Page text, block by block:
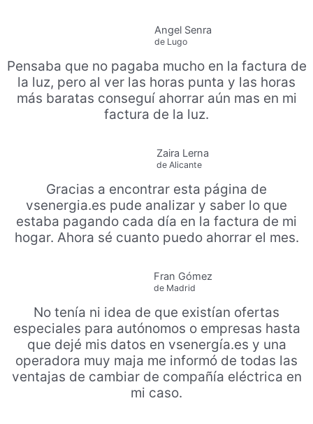
Angel Senra
de Lugo
Pensaba que no pagaba mucho en la factura de
la luz, pero al ver las horas punta y las horas
más baratas conseguí ahorrar aún mas en mi
factura de la luz.
Zaira Lerna
de Alicante
Gracias a encontrar esta página de
vsenergia.es pude analizar y saber lo que
estaba pagando cada día en la factura de mi
hogar. Ahora sé cuanto puedo ahorrar el mes.
Fran Gómez
de Madrid
No tenía ni idea de que existían ofertas
especiales para autónomos o empresas hasta
que dejé mis datos en vsenergía.es y una
operadora muy maja me informó de todas las
ventajas de cambiar de compañía eléctrica en
mi caso.